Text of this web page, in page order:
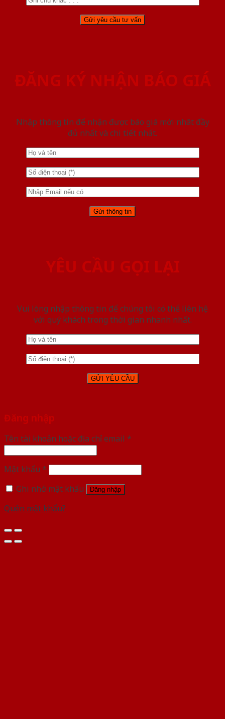
ĐĂNG KÝ NHẬN BÁO GIÁ
Nhập thông tin để nhận được báo giá mới nhât đầy
đủ nhất và chi tiết nhất.
YÊU CẦU GỌI LẠI
Vui lòng nhập thông tin để chúng tôi có thể liên hệ
với quý khách trong thời gian nhanh nhất.
Đăng nhập
Tên tài khoản hoặc địa chỉ email *
Mật khẩu *
Ghi nhớ mật khẩu
Đăng nhập
Quên mật khẩu?